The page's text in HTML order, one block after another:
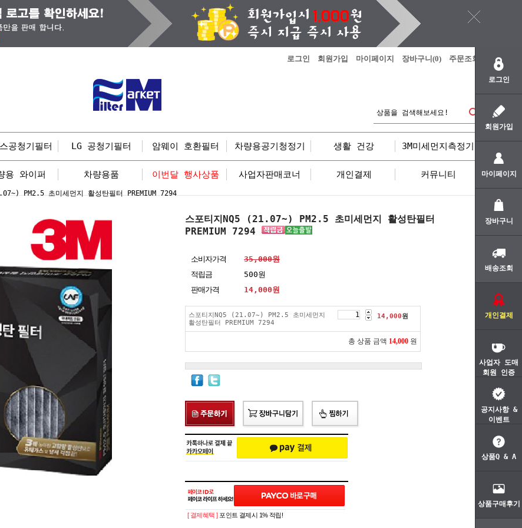
로그인
회원가입
마이페이지
장바구니
배송조회
개인결제
사업자 도매
회원 인증
공지사항 &
이벤트
상품Q & A
상품구매후기
로그인 회원가입 마이페이지 장바구니(0) 주문조회
공청기필터 LG 공청기필터 암웨이 호환필터 차량용공기청정기 생활 건강 3M미세먼지측정기
용 와이퍼 차량용품 이번달 행사상품 사업자판매코너 개인결제 커뮤니티
PM2.5 초미세먼지 활성탄필터 PREMIUM 7294
스포티지NQ5 (21.07~) PM2.5 초미세먼지 활성탄필터
PREMIUM 7294
소비자가격
35,000원
적립금
500원
판매가격
14,000원
스포티지NQ5 (21.07~) PM2.5 초미세먼지
활성탄필터 PREMIUM 7294
14,000원
총 상품 금액 14,000 원
[ 결제혜택 ] 포인트 결제시 1% 적립!